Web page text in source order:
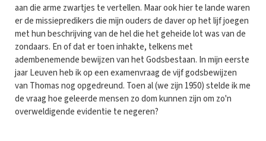
aan die arme zwartjes te vertellen. Maar ook hier te lande waren
er de missiepredikers die mijn ouders de daver op het lijf joegen
met hun beschrijving van de hel die het geheide lot was van de
zondaars. En of dat er toen inhakte, telkens met
adembenemende bewijzen van het Godsbestaan. In mijn eerste
jaar Leuven heb ik op een examenvraag de vijf godsbewijzen
van Thomas nog opgedreund. Toen al (we zijn 1950) stelde ik me
de vraag hoe geleerde mensen zo dom kunnen zijn om zo'n
overweldigende evidentie te negeren?